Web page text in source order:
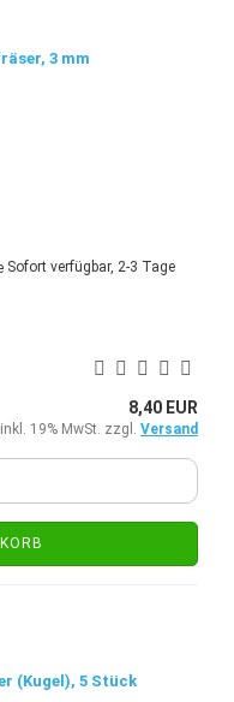
Sofort verfügbar, 2-3 Tage
8,40 EUR
inkl. 19% MwSt. zzgl. Versand